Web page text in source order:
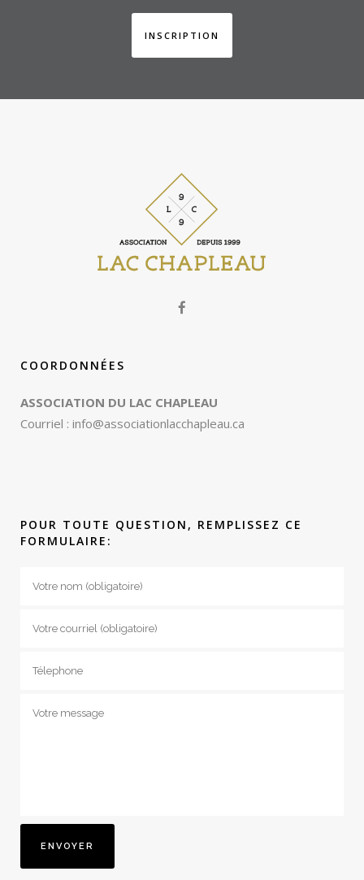
INSCRIPTION
COORDONNÉES
ASSOCIATION DU LAC CHAPLEAU
Courriel : info@associationlacchapleau.ca
POUR TOUTE QUESTION, REMPLISSEZ CE
FORMULAIRE: